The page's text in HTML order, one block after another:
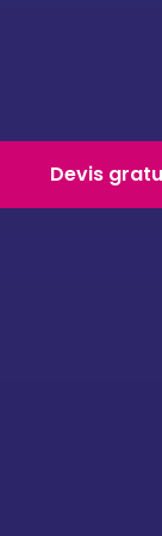
Devis